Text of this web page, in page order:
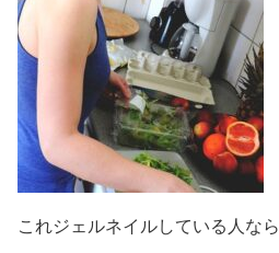
これジェルネイルしている人なら